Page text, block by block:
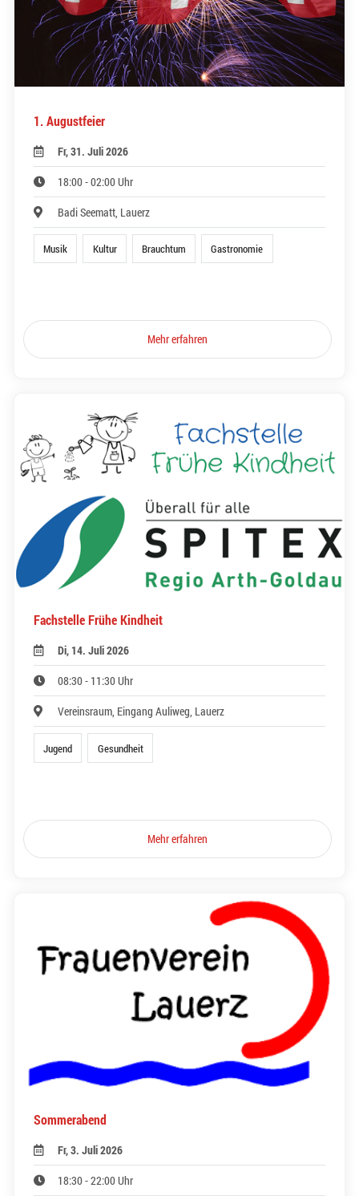
1. Augustfeier
Fr, 31. Juli 2026
18:00 - 02:00 Uhr
Badi Seematt, Lauerz
Musik Kultur Brauchtum Gastronomie
Mehr erfahren
Fachstelle Frühe Kindheit
Di, 14. Juli 2026
08:30 - 11:30 Uhr
Vereinsraum, Eingang Auliweg, Lauerz
Jugend Gesundheit
Mehr erfahren
Sommerabend
Fr, 3. Juli 2026
18:30 - 22:00 Uhr